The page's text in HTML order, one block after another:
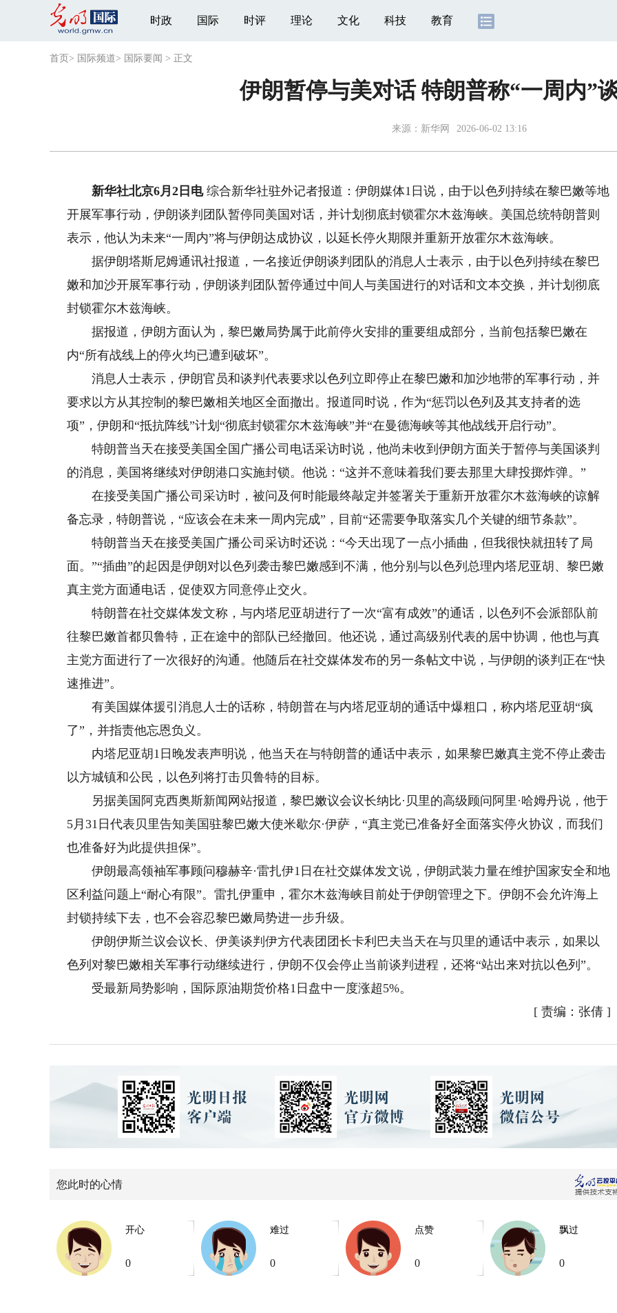
时政 国际 时评 理论 文化 科技 教育
首页 > 国际频道> 国际要闻 > 正文
伊朗暂停与美对话 特朗普称“一周内”
来源： 新华网 2026-06-02 13:16
新华社北京6月2日电综合新华社驻外记者报道：伊朗媒体1日说，由于以色列持续在黎巴嫩等地
开展军事行动，伊朗谈判团队暂停同美国对话，并计划彻底封锁霍尔木兹海峡。美国总统特朗普则
表示，他认为未来“一周内”将与伊朗达成协议，以延长停火期限并重新开放霍尔木兹海峡。
据伊朗塔斯尼姆通讯社报道，一名接近伊朗谈判团队的消息人士表示，由于以色列持续在黎巴
嫩和加沙开展军事行动，伊朗谈判团队暂停通过中间人与美国进行的对话和文本交换，并计划彻底
封锁霍尔木兹海峡。
据报道，伊朗方面认为，黎巴嫩局势属于此前停火安排的重要组成部分，当前包括黎巴嫩在
内“所有战线上的停火均已遭到破坏”。
消息人士表示，伊朗官员和谈判代表要求以色列立即停止在黎巴嫩和加沙地带的军事行动，并
要求以方从其控制的黎巴嫩相关地区全面撤出。报道同时说，作为“惩罚以色列及其支持者的选
项”，伊朗和“抵抗阵线”计划“彻底封锁霍尔木兹海峡”并“在曼德海峡等其他战线开启行动”。
特朗普当天在接受美国全国广播公司电话采访时说，他尚未收到伊朗方面关于暂停与美国谈判
的消息，美国将继续对伊朗港口实施封锁。他说：“这并不意味着我们要去那里大肆投掷炸弹。”
在接受美国广播公司采访时，被问及何时能最终敲定并签署关于重新开放霍尔木兹海峡的谅解
备忘录，特朗普说，“应该会在未来一周内完成”，目前“还需要争取落实几个关键的细节条款”。
特朗普当天在接受美国广播公司采访时还说：“今天出现了一点小插曲，但我很快就扭转了局
面。”“插曲”的起因是伊朗对以色列袭击黎巴嫩感到不满，他分别与以色列总理内塔尼亚胡、黎巴嫩
真主党方面通电话，促使双方同意停止交火。
特朗普在社交媒体发文称，与内塔尼亚胡进行了一次“富有成效”的通话，以色列不会派部队前
往黎巴嫩首都贝鲁特，正在途中的部队已经撤回。他还说，通过高级别代表的居中协调，他也与真
主党方面进行了一次很好的沟通。他随后在社交媒体发布的另一条帖文中说，与伊朗的谈判正在“快
速推进”。
有美国媒体援引消息人士的话称，特朗普在与内塔尼亚胡的通话中爆粗口，称内塔尼亚胡“疯
了”，并指责他忘恩负义。
内塔尼亚胡1日晚发表声明说，他当天在与特朗普的通话中表示，如果黎巴嫩真主党不停止袭击
以方城镇和公民，以色列将打击贝鲁特的目标。
另据美国阿克西奥斯新闻网站报道，黎巴嫩议会议长纳比·贝里的高级顾问阿里·哈姆丹说，他于
5月31日代表贝里告知美国驻黎巴嫩大使米歇尔·伊萨，“真主党已准备好全面落实停火协议，而我们
也准备好为此提供担保”。
伊朗最高领袖军事顾问穆赫辛·雷扎伊1日在社交媒体发文说，伊朗武装力量在维护国家安全和地
区利益问题上“耐心有限”。雷扎伊重申，霍尔木兹海峡目前处于伊朗管理之下。伊朗不会允许海上
封锁持续下去，也不会容忍黎巴嫩局势进一步升级。
伊朗伊斯兰议会议长、伊美谈判伊方代表团团长卡利巴夫当天在与贝里的通话中表示，如果以
色列对黎巴嫩相关军事行动继续进行，伊朗不仅会停止当前谈判进程，还将“站出来对抗以色列”。
受最新局势影响，国际原油期货价格1日盘中一度涨超5%。
[ 责编：张倩 ]
您此时的心情
开心
0
难过
0
点赞
0
飘过
0